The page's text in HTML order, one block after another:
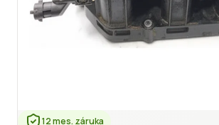
12 mes. záruka